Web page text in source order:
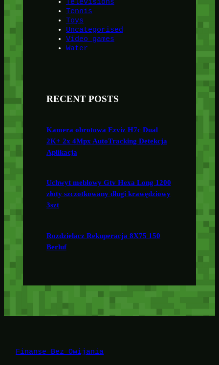
Televisions
Tennis
Toys
Uncategorised
Video games
Water
RECENT POSTS
Kamera obrotowa Ezviz H7c Dual
2K+ 2x 4Mpx AutoTracking Detekcja
Aplikacja
Uchwyt meblowy Gtv Hexa Long 1200
złoty szczotkowany długi krawędziowy
3szt
Rozdzielacz Rekuperacja 8X75 150
Berluf
Finanse Bez Owijania